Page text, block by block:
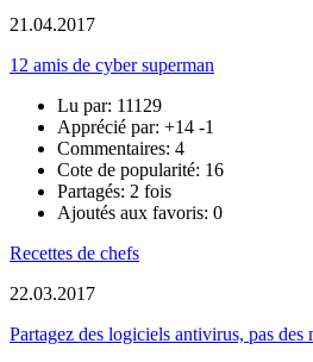
21.04.2017
12 amis de cyber superman
Lu par: 11129
Apprécié par: +14 -1
Commentaires: 4
Cote de popularité: 16
Partagés: 2 fois
Ajoutés aux favoris: 0
Recettes de chefs
22.03.2017
Partagez des logiciels antivirus, pas des